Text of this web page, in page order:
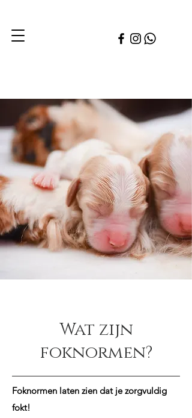
Wat zijn
foknormen?
Foknormen laten zien dat je zorgvuldig
fokt!